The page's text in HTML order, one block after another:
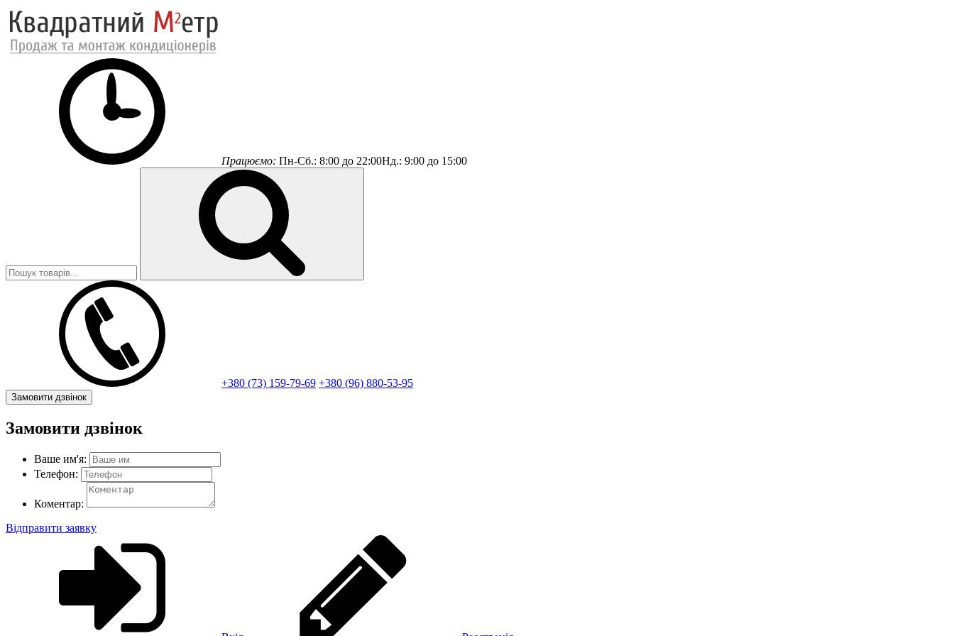
Працюємо: Пн-Сб.: 8:00 до 22:00Нд.: 9:00 до 15:00
+380 (73) 159-79-69 +380 (96) 880-53-95
Замовити дзвінок
Замовити дзвінок
Ваше им'я:
Телефон:
Коментар:
Відправити заявку